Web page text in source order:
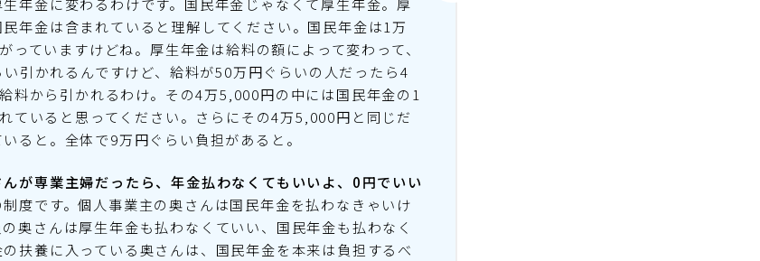
年金は含まれていると理解してください。国民年金は1万
っていますけどね。厚生年金は給料の額によって変わって、
引かれるんですけど、給料が50万円ぐらいの人だったら4
料から引かれるわけ。その4万5,000円の中には国民年金の1
ていると思ってください。さらにその4万5,000円と同じだ
ると。全体で9万円ぐらい負担があると。
が専業主婦だったら、年金払わなくてもいいよ、0円でいい
度です。個人事業主の奥さんは国民年金を払わなきゃいけ
奥さんは厚生年金も払わなくていい、国民年金も払わなく
扶養に入っている奥さんは、国民年金を本来は負担するべ